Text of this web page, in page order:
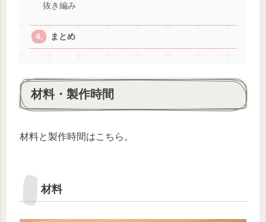
抜き編み
まとめ
材料・製作時間
材料と製作時間はこちら。
材料